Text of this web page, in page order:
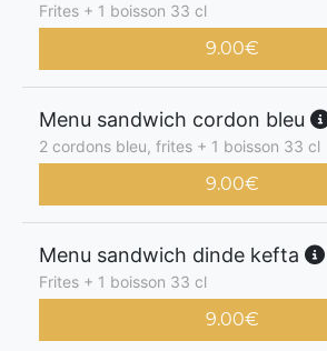
Frites + 1 boisson 33 cl
9.00€
Menu sandwich cordon bleu
2 cordons bleu, frites + 1 boisson 33 cl
9.00€
Menu sandwich dinde kefta
Frites + 1 boisson 33 cl
9.00€